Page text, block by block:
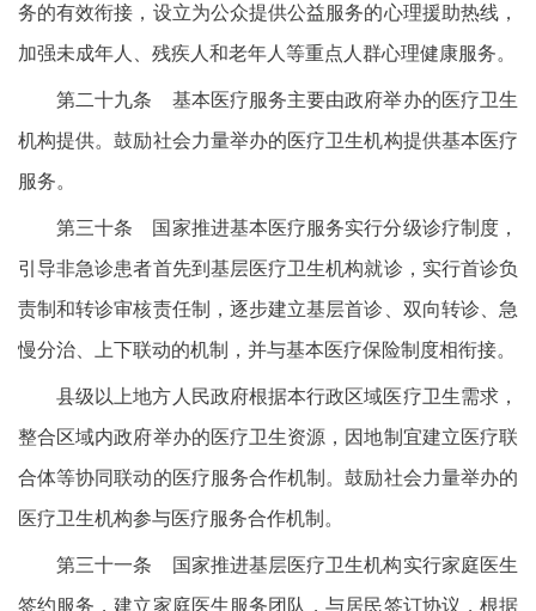
务的有效衔接，设立为公众提供公益服务的心理援助热线，
加强未成年人、残疾人和老年人等重点人群心理健康服务。
第二十九条 基本医疗服务主要由政府举办的医疗卫生
机构提供。鼓励社会力量举办的医疗卫生机构提供基本医疗
服务。
第三十条 国家推进基本医疗服务实行分级诊疗制度，
引导非急诊患者首先到基层医疗卫生机构就诊，实行首诊负
责制和转诊审核责任制，逐步建立基层首诊、双向转诊、急
慢分治、上下联动的机制，并与基本医疗保险制度相衔接。
县级以上地方人民政府根据本行政区域医疗卫生需求，
整合区域内政府举办的医疗卫生资源，因地制宜建立医疗联
合体等协同联动的医疗服务合作机制。鼓励社会力量举办的
医疗卫生机构参与医疗服务合作机制。
第三十一条 国家推进基层医疗卫生机构实行家庭医生
签约服务，建立家庭医生服务团队，与居民签订协议，根据